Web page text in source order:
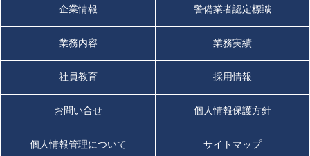
企業情報 警備業者認定標識
業務内容 業務実績
社員教育 採用情報
お問い合せ 個人情報保護方針
個人情報管理について サイトマップ